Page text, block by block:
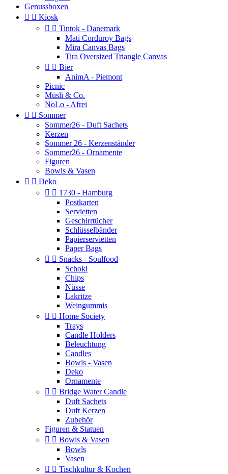
Genussboxen
  Kiosk
  Tintok - Danemark
Mati Corduroy Bags
Mira Canvas Bags
Tira Oversized Triangle Canvas
  Bier
AnimA - Piemont
Picnic
Müsli & Co.
NoLo - Afrei
  Sommer
Sommer26 - Duft Sachets
Kerzen
Sommer 26 - Kerzenständer
Sommer26 - Ornamente
Figuren
Bowls & Vasen
  Deko
  1730 - Hamburg
Postkarten
Servietten
Geschirrtücher
Schlüsselbänder
Papierservietten
Paper Bags
  Snacks - Soulfood
Schoki
Chips
Nüsse
Lakritze
Weingummis
  Home Society
Trays
Candle Holders
Beleuchtung
Candles
Bowls - Vasen
Deko
Ornamente
  Bridge Water Candle
Duft Sachets
Duft Kerzen
Zubehör
Figuren & Statuen
  Bowls & Vasen
Bowls
Vasen
  Tischkultur & Kochen